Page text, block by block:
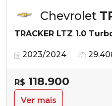
Chevrolet
TRACKER LTZ 1.0
2023/2024
R$ 118.900
Ver mais